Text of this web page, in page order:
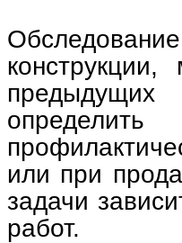
или при
задачи
работ.